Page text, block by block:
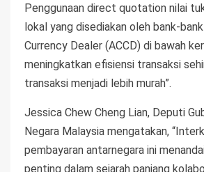
Penggunaan direct quotation nilai
lokal yang disediakan oleh bank-
Currency Dealer (ACCD) di bawah
meningkatkan efisiensi transaksi
transaksi menjadi lebih murah”.
Jessica Chew Cheng Lian, Deputi
Negara Malaysia mengatakan,
pembayaran antarnegara ini
penting dalam sejarah panjang